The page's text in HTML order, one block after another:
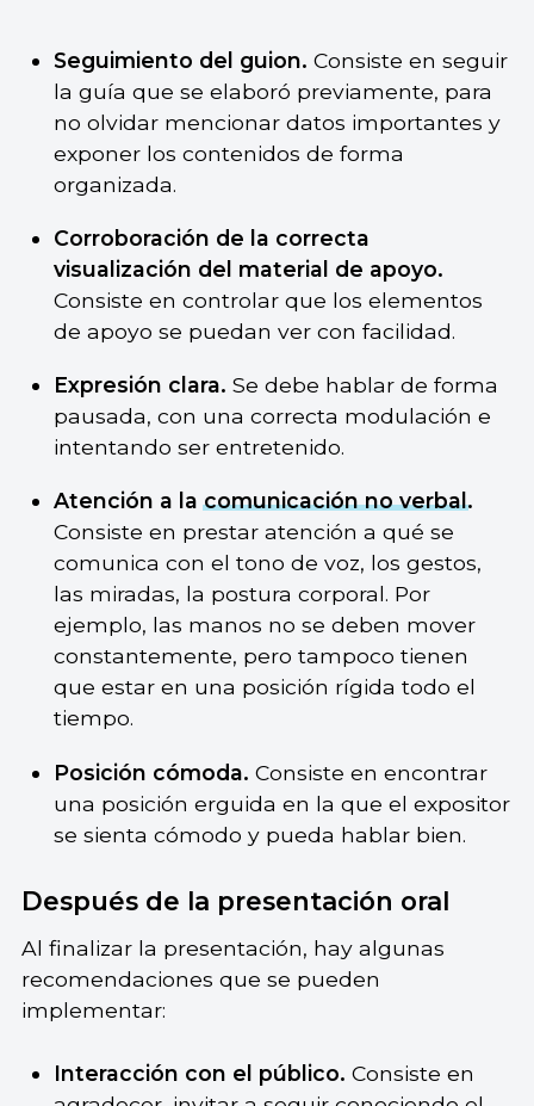
Seguimiento del guion. Consiste en seguir
la guía que se elaboró previamente, para
no olvidar mencionar datos importantes y
exponer los contenidos de forma
organizada.
Corroboración de la correcta
visualización del material de apoyo.
Consiste en controlar que los elementos
de apoyo se puedan ver con facilidad.
Expresión clara. Se debe hablar de forma
pausada, con una correcta modulación e
intentando ser entretenido.
Atención a lacomunicación no verbal.
Consiste en prestar atención a qué se
comunica con el tono de voz, los gestos,
las miradas, la postura corporal. Por
ejemplo, las manos no se deben mover
constantemente, pero tampoco tienen
que estar en una posición rígida todo el
tiempo.
Posición cómoda. Consiste en encontrar
una posición erguida en la que el expositor
se sienta cómodo y pueda hablar bien.
Después de la presentación oral
Al finalizar la presentación, hay algunas
recomendaciones que se pueden
implementar:
Interacción con el público. Consiste en